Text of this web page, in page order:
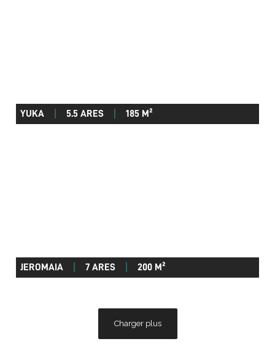
YUKA 5.5 ARES 185 M²
JEROMAIA 7 ARES 200 M²
Charger plus